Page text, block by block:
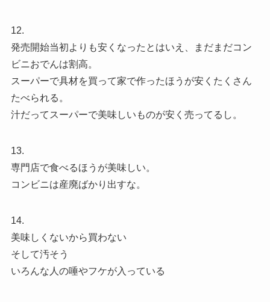
12.
発売開始当初よりも安くなったとはいえ、まだまだコン
ビニおでんは割高。
スーパーで具材を買って家で作ったほうが安くたくさん
たべられる。
汁だってスーパーで美味しいものが安く売ってるし。
13.
専門店で食べるほうが美味しい。
コンビニは産廃ばかり出すな。
14.
美味しくないから買わない
そして汚そう
いろんな人の唾やフケが入っている